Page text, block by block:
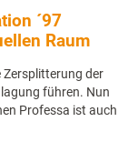
´97
Raum
Zersplitterung der
führen. Nun
Professa ist auch